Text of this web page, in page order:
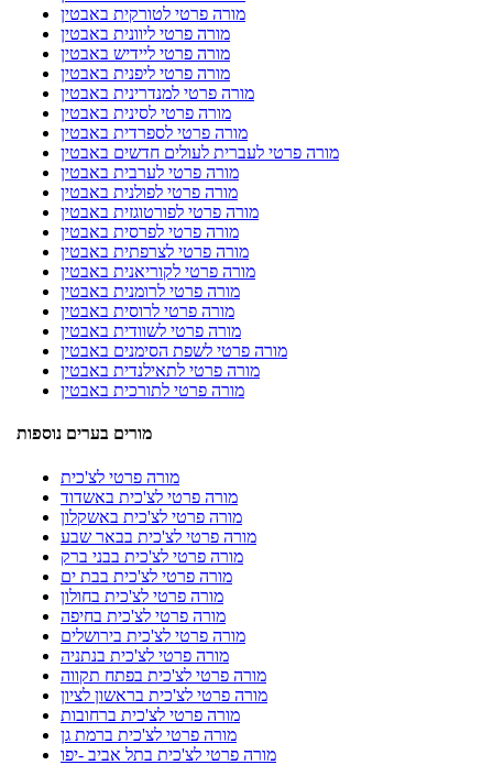
מורה פרטי לטורקית באבטין
מורה פרטי ליוונית באבטין
מורה פרטי ליידיש באבטין
מורה פרטי ליפנית באבטין
מורה פרטי למנדרינית באבטין
מורה פרטי לסינית באבטין
מורה פרטי לספרדית באבטין
מורה פרטי לעברית לעולים חדשים באבטין
מורה פרטי לערבית באבטין
מורה פרטי לפולנית באבטין
מורה פרטי לפורטוגזית באבטין
מורה פרטי לפרסית באבטין
מורה פרטי לצרפתית באבטין
מורה פרטי לקוריאנית באבטין
מורה פרטי לרומנית באבטין
מורה פרטי לרוסית באבטין
מורה פרטי לשוודית באבטין
מורה פרטי לשפת הסימנים באבטין
מורה פרטי לתאילנדית באבטין
מורה פרטי לתורכית באבטין
מורים בערים נוספות
מורה פרטי לצ'כית
מורה פרטי לצ'כית באשדוד
מורה פרטי לצ'כית באשקלון
מורה פרטי לצ'כית בבאר שבע
מורה פרטי לצ'כית בבני ברק
מורה פרטי לצ'כית בבת ים
מורה פרטי לצ'כית בחולון
מורה פרטי לצ'כית בחיפה
מורה פרטי לצ'כית בירושלים
מורה פרטי לצ'כית בנתניה
מורה פרטי לצ'כית בפתח תקווה
מורה פרטי לצ'כית בראשון לציון
מורה פרטי לצ'כית ברחובות
מורה פרטי לצ'כית ברמת גן
מורה פרטי לצ'כית בתל אביב -יפו